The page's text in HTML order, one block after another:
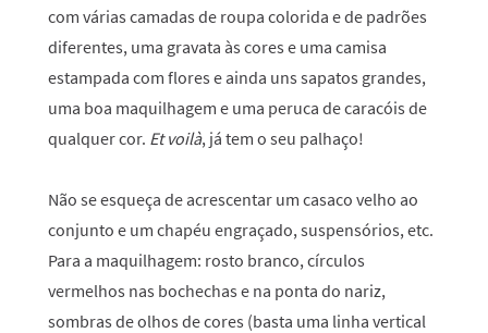
com várias camadas de roupa colorida e de padrões
diferentes, uma gravata às cores e uma camisa
estampada com flores e ainda uns sapatos grandes,
uma boa maquilhagem e uma peruca de caracóis de
qualquer cor. Et voilà, já tem o seu palhaço!
Não se esqueça de acrescentar um casaco velho ao
conjunto e um chapéu engraçado, suspensórios, etc.
Para a maquilhagem: rosto branco, círculos
vermelhos nas bochechas e na ponta do nariz,
sombras de olhos de cores (basta uma linha vertical